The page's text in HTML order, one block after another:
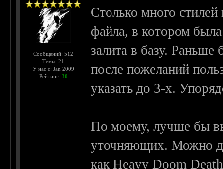
Сообщений: 512
Темы: 21
У нас с: Jan 2009
Рейтинг: 30
Столько много стилей
файла, в котором
залита в базу. Раньше
после пожеланий
указать до 3-х.
По моему, лучше бы
уточняющих. Можно
как Heavy Doom